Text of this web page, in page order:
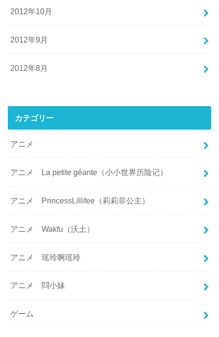
2012年10月
2012年9月
2012年8月
カテゴリー
アニメ
アニメ La petite géante（小小世界历险记）
アニメ PrincessLillifee（莉莉菲公主）
アニメ Wakfu（沃土）
アニメ 瑶玲啊瑶玲
アニメ 閰小妹
ゲーム